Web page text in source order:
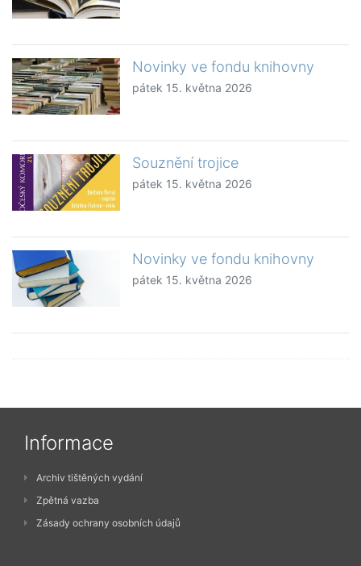
Novinky ve fondu knihovny
pátek 15. května 2026
Souznění trojice
pátek 15. května 2026
Novinky ve fondu knihovny
pátek 15. května 2026
Informace
Archiv tištěných vydání
Zpětná vazba
Zásady ochrany osobních údajů